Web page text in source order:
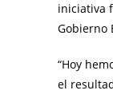
iniciativa
Gobierno
“Hoy
el